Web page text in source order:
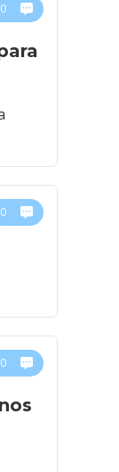
0
0
0